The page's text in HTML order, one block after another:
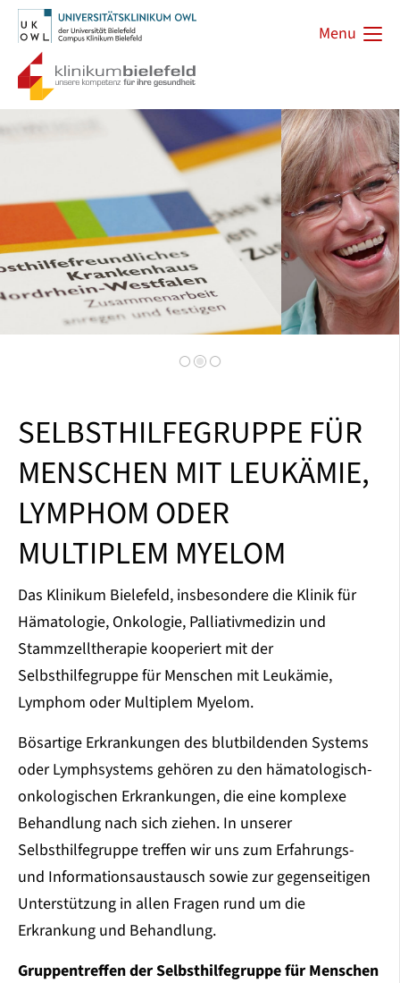
Menu
Zurück Vorwärts
SELBSTHILFEGRUPPE FÜR
MENSCHEN MIT LEUKÄMIE,
LYMPHOM ODER
MULTIPLEM MYELOM
Das Klinikum Bielefeld, insbesondere die Klinik für
Hämatologie, Onkologie, Palliativmedizin und
Stammzelltherapie kooperiert mit der
Selbsthilfegruppe für Menschen mit Leukämie,
Lymphom oder Multiplem Myelom.
Bösartige Erkrankungen des blutbildenden Systems
oder Lymphsystems gehören zu den hämatologisch-
onkologischen Erkrankungen, die eine komplexe
Behandlung nach sich ziehen. In unserer
Selbsthilfegruppe treffen wir uns zum Erfahrungs-
und Informationsaustausch sowie zur gegenseitigen
Unterstützung in allen Fragen rund um die
Erkrankung und Behandlung.
Gruppentreffen der Selbsthilfegruppe für Menschen